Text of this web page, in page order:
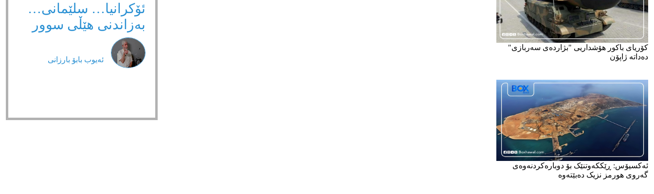
کۆریای باکور هۆشداریی "بژاردەی سەربازی"
دەداتە ژاپۆن
ئەکسیۆس: ڕێککەوتنێک بۆ دوبارەکردنەوەی
گەروی هورمز نزیک دەبێتەوە
ئۆکرانیا… سلێمانی…
بەزاندنی هێڵی سوور
ئەیوب بابۆ بارزانی